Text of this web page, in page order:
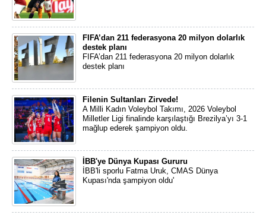
FIFA’dan 211 federasyona 20 milyon dolarlık
destek planı
FIFA’dan 211 federasyona 20 milyon dolarlık
destek planı
Filenin Sultanları Zirvede!
A Milli Kadın Voleybol Takımı, 2026 Voleybol
Milletler Ligi finalinde karşılaştığı Brezilya’yı 3-1
mağlup ederek şampiyon oldu.
İBB'ye Dünya Kupası Gururu
İBB'li sporlu Fatma Uruk, CMAS Dünya
Kupası'nda şampiyon oldu'